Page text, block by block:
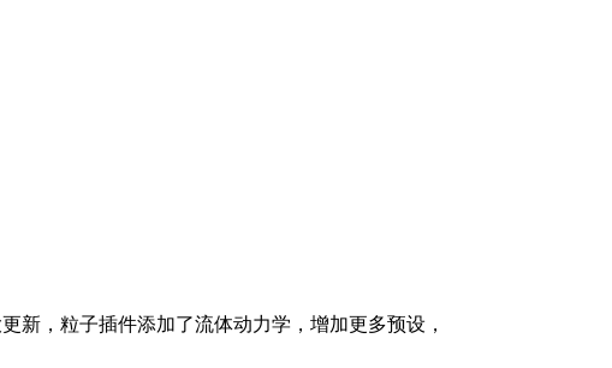
新，粒子插件添加了流体动力学，增加更多预设，